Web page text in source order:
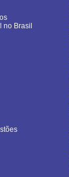
no Brasil